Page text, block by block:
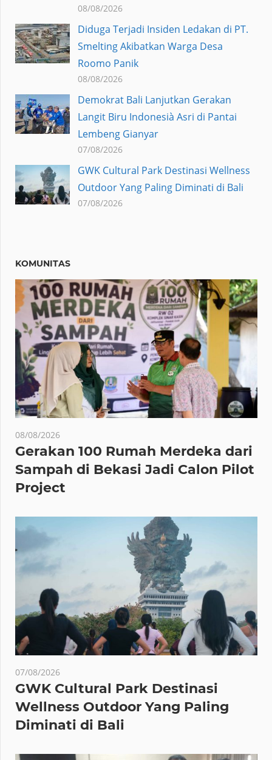
08/08/2026
Diduga Terjadi Insiden Ledakan di PT.
Smelting Akibatkan Warga Desa
Roomo Panik
08/08/2026
Demokrat Bali Lanjutkan Gerakan
Langit Biru Indonesià Asri di Pantai
Lembeng Gianyar
07/08/2026
GWK Cultural Park Destinasi Wellness
Outdoor Yang Paling Diminati di Bali
07/08/2026
KOMUNITAS
08/08/2026
Gerakan 100 Rumah Merdeka dari
Sampah di Bekasi Jadi Calon Pilot
Project
07/08/2026
GWK Cultural Park Destinasi
Wellness Outdoor Yang Paling
Diminati di Bali